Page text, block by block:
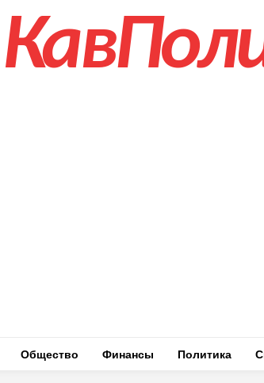
Общество Финансы Политика